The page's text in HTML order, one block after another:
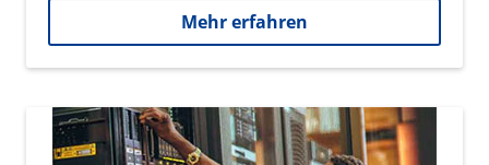
Mehr erfahren